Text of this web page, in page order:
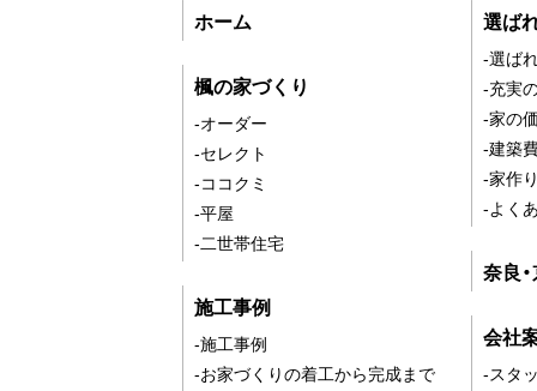
ホーム
楓の家づくり
-オーダー
-セレクト
-ココクミ
-平屋
-二世帯住宅
施工事例
-施工事例
-お家づくりの着工から完成まで
選ば
-選ば
-充実
-家の
-建築
-家作
-よく
奈良
会社
-スタ